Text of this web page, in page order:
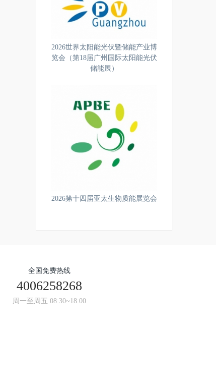
2026世界太阳能光伏暨储能产业博
览会（第18届广州国际太阳能光伏
储能展）
2026第十四届亚太生物质能展览会
全国免费热线
4006258268
周一至周五 08:30~18:00